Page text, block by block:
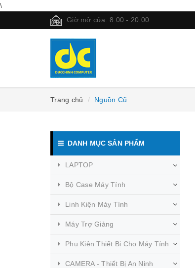
\
Giờ mở cửa: 8:00 - 20:00
Trang chủ Nguồn Cũ
DANH MỤC SẢN PHẨM
LAPTOP
Bộ Case Máy Tính
Linh Kiện Máy Tính
Máy Trợ Giảng
Phụ Kiện Thiết Bị Cho Máy Tính
CAMERA - Thiết Bị An Ninh